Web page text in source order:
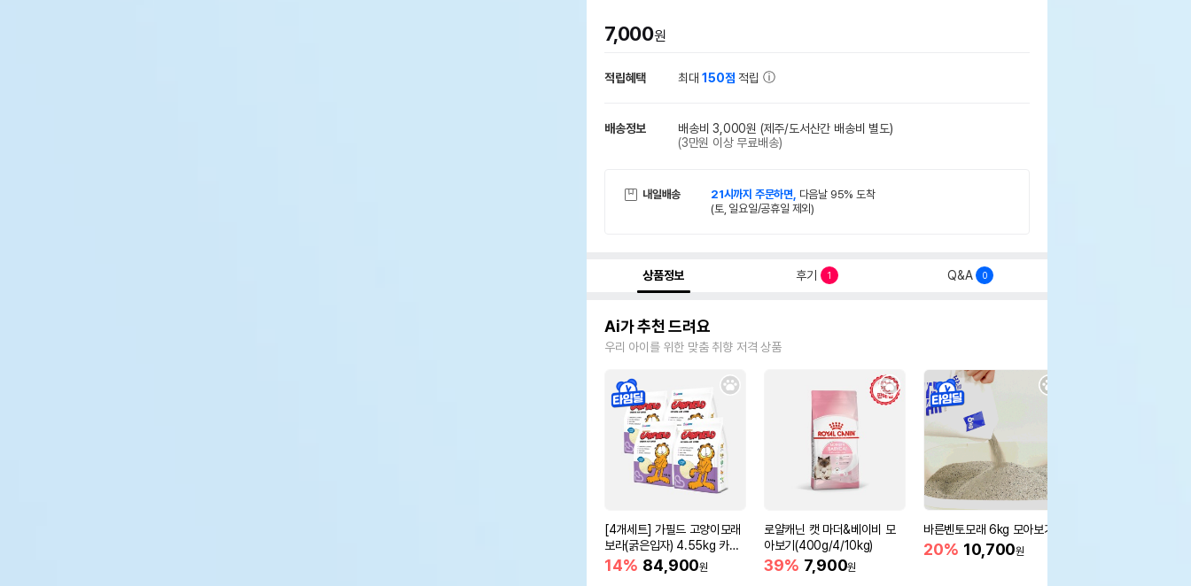
7,000원
적립혜택 최대150점 적립
배송정보 배송비 3,000원 (제주/도서산간 배송비 별도)
(3만원 이상 무료배송)
내일배송 21시까지 주문하면, 다음날 95% 도착
(토, 일요일/공휴일 제외)
상품정보 후기 1 Q&A 0
Ai가 추천 드려요
우리 아이를 위한 맞춤 취향 저격 상품
[4개세트] 가필드 고양이모래
보라(굵은입자) 4.55kg 카사
바모래
14% 84,900원
로얄캐닌 캣 마더&베이비 모
아보기(400g/4/10kg)
39% 7,900원
바른벤토모래 6kg 모아보기
20% 10,700원